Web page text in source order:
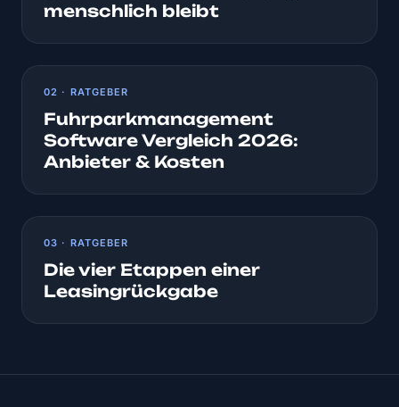
menschlich bleibt
02 · RATGEBER
Fuhrparkmanagement
Software Vergleich 2026:
Anbieter & Kosten
03 · RATGEBER
Die vier Etappen einer
Leasingrückgabe